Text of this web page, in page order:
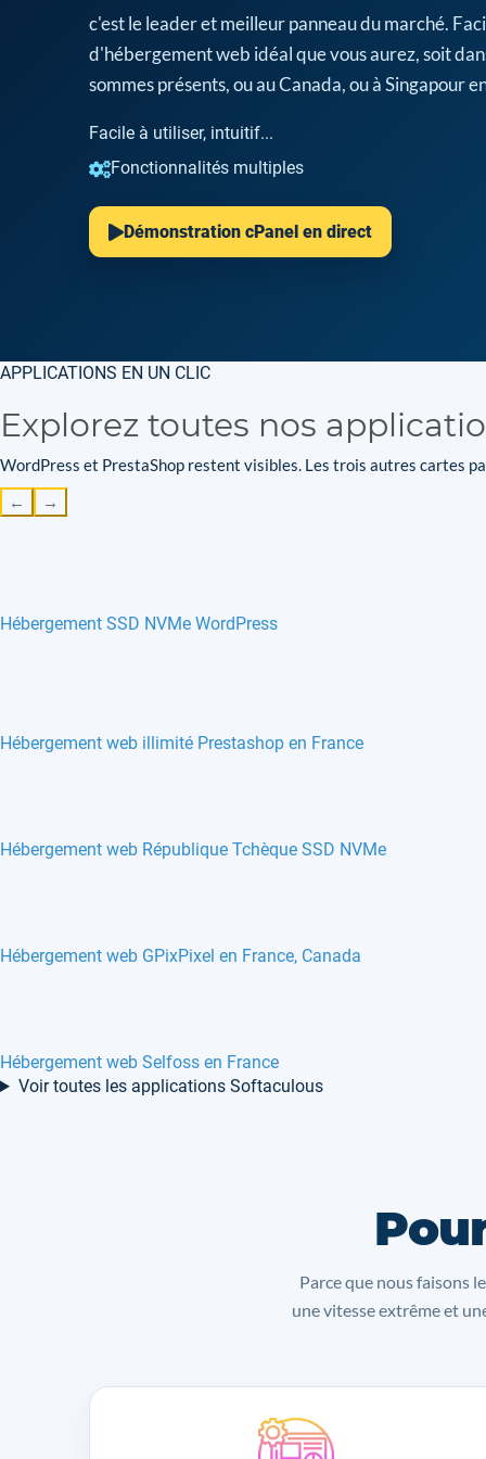
c'est le leader et meilleur panneau du marché.
d'hébergement web idéal que vous aurez, soit
sommes présents, ou au Canada, ou à Singapour
Facile à utiliser, intuitif...
Fonctionnalités multiples
Démonstration cPanel en direct
APPLICATIONS EN UN CLIC
Explorez toutes nos
WordPress et PrestaShop restent visibles. Les trois autres cartes
← →
Hébergement SSD NVMe WordPress
Hébergement web illimité Prestashop en France
Hébergement web République Tchèque SSD NVMe
Hébergement web GPixPixel en France, Canada
Hébergement web Selfoss en France
Voir toutes les applications Softaculous
Parce que nous faisons
une vitesse extrême et